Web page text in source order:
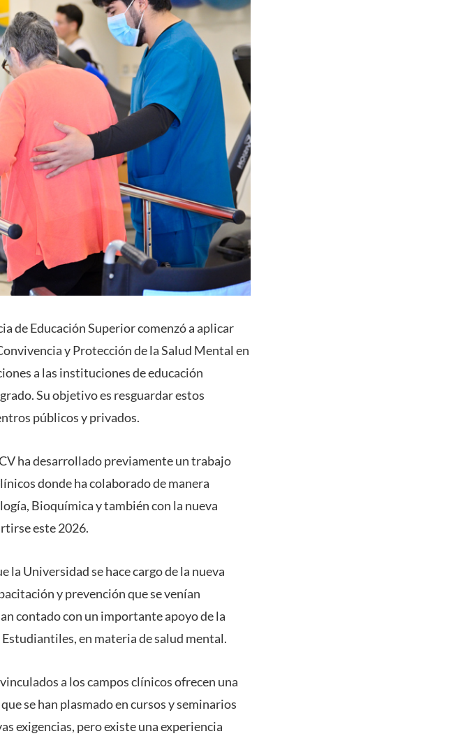
de Educación Superior comenzó a aplicar
y Protección de la Salud Mental en
a las instituciones de educación
Su objetivo es resguardar estos
públicos y privados.
ha desarrollado previamente un trabajo
donde ha colaborado de manera
Bioquímica y también con la nueva
este 2026.
la Universidad se hace cargo de la nueva
y prevención que se venían
contado con un importante apoyo de la
en materia de salud mental.
a los campos clínicos ofrecen una
se han plasmado en cursos y seminarios
exigencias, pero existe una experiencia